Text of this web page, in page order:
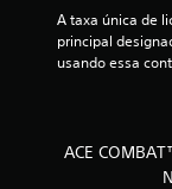
A taxa única de
principal
usando essa
ACE